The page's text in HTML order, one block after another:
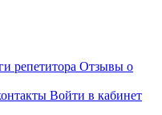
репетитора Отзывы о
Войти в кабинет